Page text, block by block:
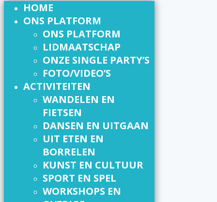
HOME
ONS PLATFORM
ONS PLATFORM
LIDMAATSCHAP
ONZE SINGLE PARTY’S
FOTO/VIDEO’S
ACTIVITEITEN
WANDELEN EN
FIETSEN
DANSEN EN UITGAAN
UIT ETEN EN
BORRELEN
KUNST EN CULTUUR
SPORT EN SPEL
WORKSHOPS EN